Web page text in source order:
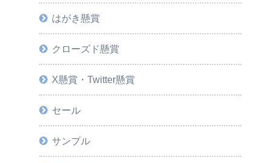
はがき懸賞
クローズド懸賞
X懸賞・Twitter懸賞
セール
サンプル